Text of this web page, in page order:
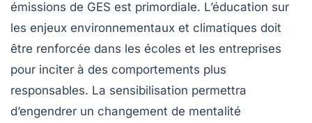
émissions de GES est primordiale. L’éducation sur
les enjeux environnementaux et climatiques doit
être renforcée dans les écoles et les entreprises
pour inciter à des comportements plus
responsables. La sensibilisation permettra
d’engendrer un changement de mentalité